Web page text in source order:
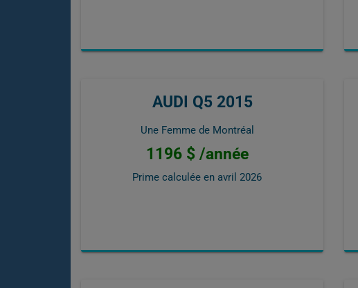
AUDI Q5 2015
Une Femme de Montréal
1196 $ /année
Prime calculée en avril 2026